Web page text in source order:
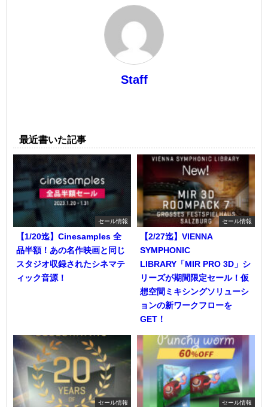
Staff
最近書いた記事
セール情報
【1/20迄】Cinesamples 全
品半額！あの名作映画と同じ
スタジオ収録されたシネマテ
ィック音源！
セール情報
【2/27迄】VIENNA
SYMPHONIC
LIBRARY「MIR PRO 3D」シ
リーズが期間限定セール！仮
想空間ミキシングソリューシ
ョンの新ワークフローを
GET！
セール情報 セール情報